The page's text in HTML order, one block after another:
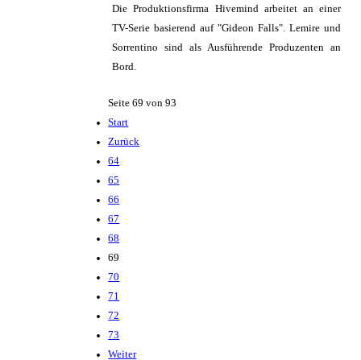
Die Produktionsfirma Hivemind arbeitet an einer
TV-Serie basierend auf "Gideon Falls". Lemire und
Sorrentino sind als Ausführende Produzenten an
Bord.
Seite 69 von 93
Start
Zurück
64
65
66
67
68
69
70
71
72
73
Weiter